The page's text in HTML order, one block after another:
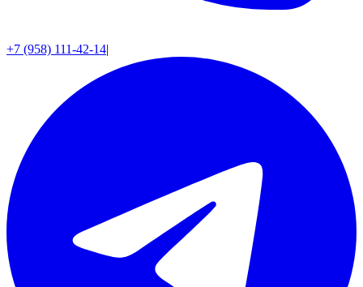
+7 (958) 111-42-14|